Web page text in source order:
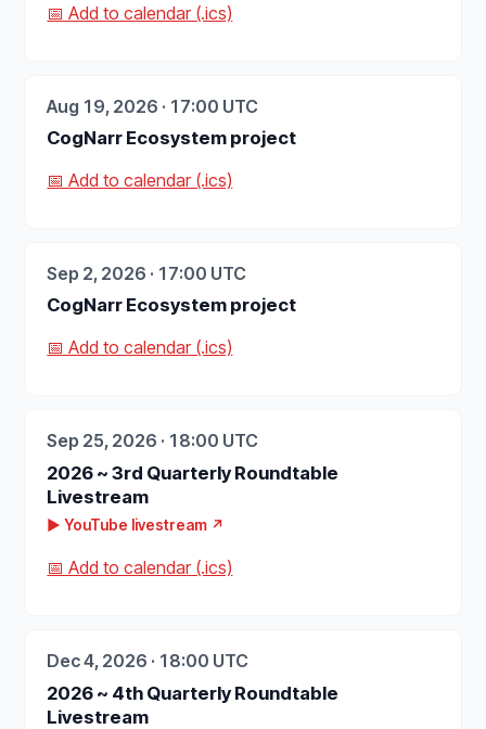
📅 Add to calendar (.ics)
Aug 19, 2026 · 17:00 UTC
CogNarr Ecosystem project
📅 Add to calendar (.ics)
Sep 2, 2026 · 17:00 UTC
CogNarr Ecosystem project
📅 Add to calendar (.ics)
Sep 25, 2026 · 18:00 UTC
2026 ~ 3rd Quarterly Roundtable
Livestream
▶ YouTube livestream ↗
📅 Add to calendar (.ics)
Dec 4, 2026 · 18:00 UTC
2026 ~ 4th Quarterly Roundtable
Livestream